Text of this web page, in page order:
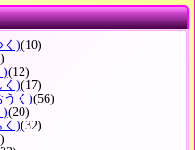
く)(10)
)(12)
く)(17)
うく)(56)
)(20)
く)(32)